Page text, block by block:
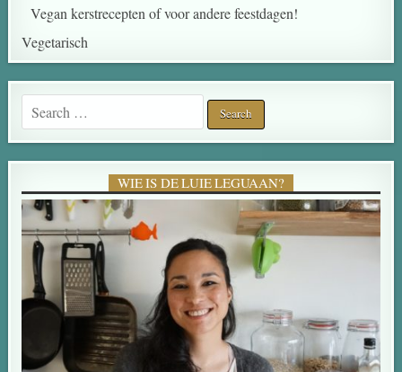
Vegan kerstrecepten of voor andere feestdagen!
Vegetarisch
Search for:
WIE IS DE LUIE LEGUAAN?